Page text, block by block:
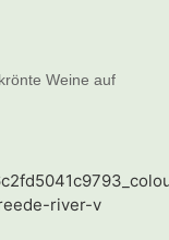
Weine auf